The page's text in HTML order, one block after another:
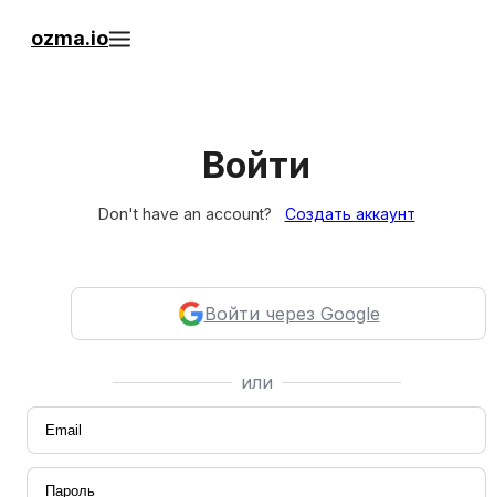
ozma.io
Войти
Don't have an account? Создать аккаунт
Войти через Google
или